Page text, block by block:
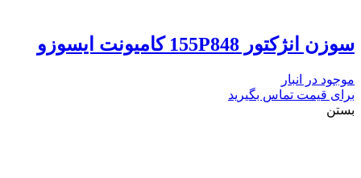
سوزن انژکتور 155P848 کامیونت ایسوزو
موجود در انبار
برای قیمت تماس بگیرید
بستن